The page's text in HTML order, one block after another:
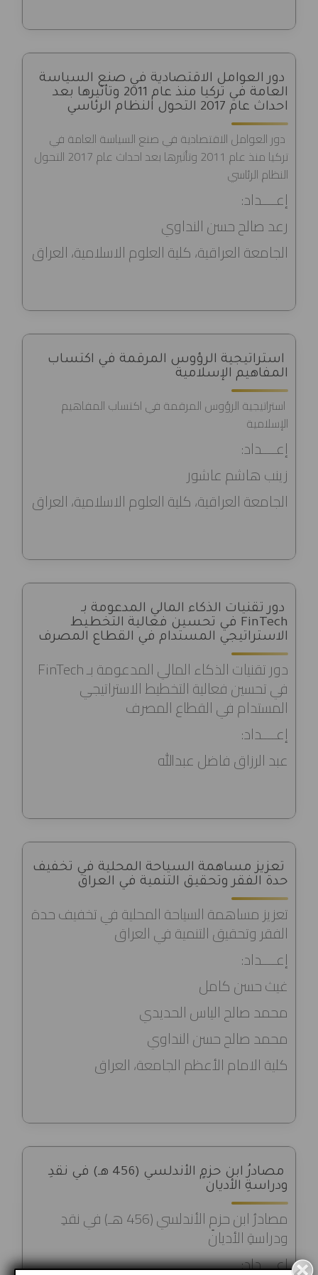
دور العوامل الاقتصادية في صنع السياسة
العامة في تركيا منذ عام 2011 وتأثيرها بعد
احداث عام 2017 التحول النظام الرئاسي
دور العوامل الاقتصادية في صنع السياسة العامة في
تركيا منذ عام 2011 وتأثيرها بعد احداث عام 2017 التحول
النظام الرئاسي
إعــــداد:
رعد صالح حسن النداوي
الجامعة العراقية، كلية العلوم الاسلامية، العراق
استراتيجية الرؤوس المرقمة في اكتساب
المفاهيم الإسلامية
استراتيجية الرؤوس المرقمة في اكتساب المفاهيم
الإسلامية
إعــــداد:
زينب هاشم عاشور
الجامعة العراقية، كلية العلوم الاسلامية، العراق
دور تقنيات الذكاء المالي المدعومة بـ
FinTech في تحسين فعالية التخطيط
الاستراتيجي المستدام في القطاع المصرف
دور تقنيات الذكاء المالي المدعومة بـ FinTech
في تحسين فعالية التخطيط الاستراتيجي
المستدام في القطاع المصرف
إعــــداد:
عبد الرزاق فاضل عبدالله
تعزيز مساهمة السياحة المحلية في تخفيف
حدة الفقر وتحقيق التنمية في العراق
تعزيز مساهمة السياحة المحلية في تخفيف حدة
الفقر وتحقيق التنمية في العراق
إعــــداد:
غيث حسن كامل
محمد صالح الياس الحديدي
محمد صالح حسن النداوي
كلية الامام الأعظم الجامعة، العراق
مصادرُ ابن حزمٍ الأندلسي (456 هـ) في نقدِ
ودراسةِ الأديان
مصادرُ ابن حزمٍ الأندلسي (456 هـ) في نقدِ
ودراسةِ الأديان
إعــــداد: